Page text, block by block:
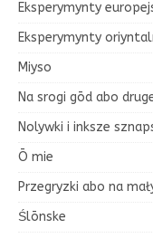
Eksperymynty
Eksperymynty
Miyso
Na srogi gōd abo
Nolywki i inksze
Ō mie
Przegryzki abo na
Ślōnske